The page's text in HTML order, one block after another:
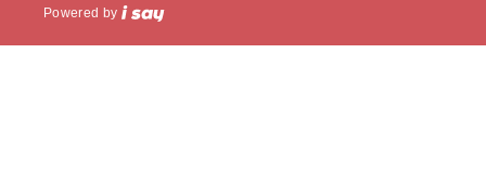
Powered by